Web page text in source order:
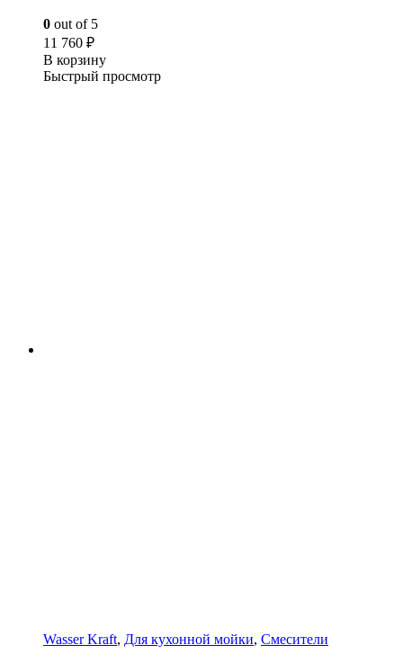
0 out of 5
11 760 ₽
В корзину
Быстрый просмотр
Wasser Kraft, Для кухонной мойки, Смесители